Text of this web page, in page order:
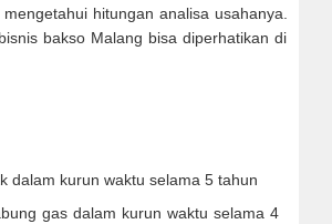
hitungan analisa usahanya.
bakso Malang bisa diperhatikan di
dalam kurun waktu selama 5 tahun
gas dalam kurun waktu selama 4